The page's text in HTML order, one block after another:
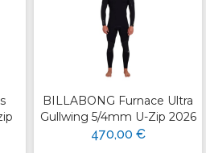
BILLABONG Furnace Ultra
Gullwing 5/4mm U-Zip 2026
470,00 €